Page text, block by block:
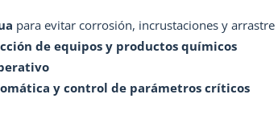
para evitar corrosión, incrustaciones y arrastre
de equipos y productos químicos
y control de parámetros críticos